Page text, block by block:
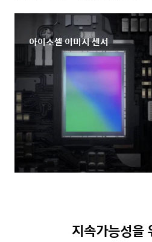
아이소셀 이미지 센서
지속가능성을